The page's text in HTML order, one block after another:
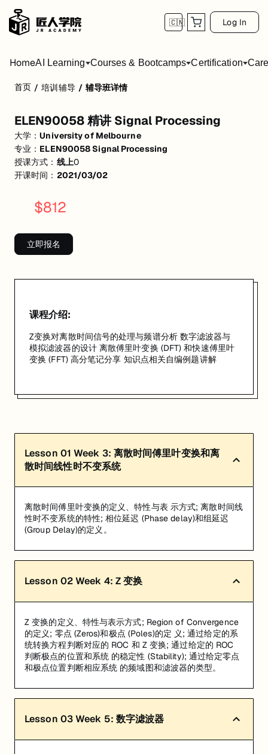
🇨🇳 Log In
HomeAI Learning Courses & Bootcamps Certification
Z变换对离散时间信号的处理与频谱分析 数字滤波器与模拟滤波器的设
活动形式: 线上
开始日期: 2021/3/2
关联大学:University of Melbourne
关联课程:ELEN90058 Signal Processing
匠人学院提供高质量的IT培训课程和Workshop，帮助学员掌握实用技能
首页 / 培训辅导 / 辅导班详情
ELEN90058 精讲 Signal Processing
大学：University of Melbourne
专业： ELEN90058 Signal Processing
授课方式： 线上0
开课时间： 2021/03/02
$812
立即报名
课程介绍:
Z变换对离散时间信号的处理与频谱分析 数字滤波器与
模拟滤波器的设计 离散傅里叶变换 (DFT) 和快速傅里叶
变换 (FFT) 高分笔记分享 知识点相关自编例题讲解
Lesson 01 Week 3: 离散时间傅里叶变换和离
散时间线性时不变系统
离散时间傅里叶变换的定义、特性与表 示方式; 离散时间线
性时不变系统的特性; 相位延迟 (Phase delay)和组延迟
(Group Delay)的定义。
Lesson 02Week 4: Z 变换
Z 变换的定义、特性与表示方式; Region of Convergence
的定义; 零点 (Zeros)和极点 (Poles)的定 义; 通过给定的系
统转换方程判断对应的 ROC 和 Z 变换; 通过给定的 ROC
判断极点的位置和系统 的稳定性 (Stability); 通过给定零点
和极点位置判断相应系统 的频域图和滤波器的类型。
Lesson 03Week 5: 数字滤波器